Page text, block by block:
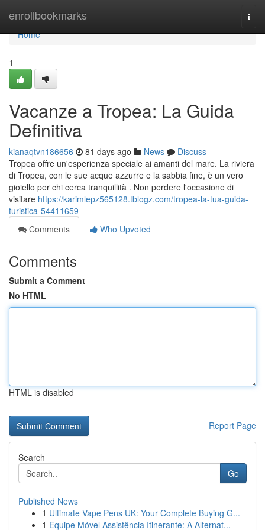
enrollbookmarks
Home
Home
1
Vacanze a Tropea: La Guida
Definitiva
kianaqtvn186656 81 days ago News
Discuss
Tropea offre un'esperienza speciale ai amanti del mare. La riviera
di Tropea, con le sue acque azzurre e la sabbia fine, è un vero
gioiello per chi cerca tranquillità . Non perdere l'occasione di
visitare https://karimlepz565128.tblogz.com/tropea-la-tua-guida-
turistica-54411659
Comments
Who Upvoted
Comments
Submit a Comment
No HTML
HTML is disabled
Report Page
Search
Go
Published News
1 Ultimate Vape Pens UK: Your Complete Buying G...
1 Equipe Móvel Assistência Itinerante: A Alternat...